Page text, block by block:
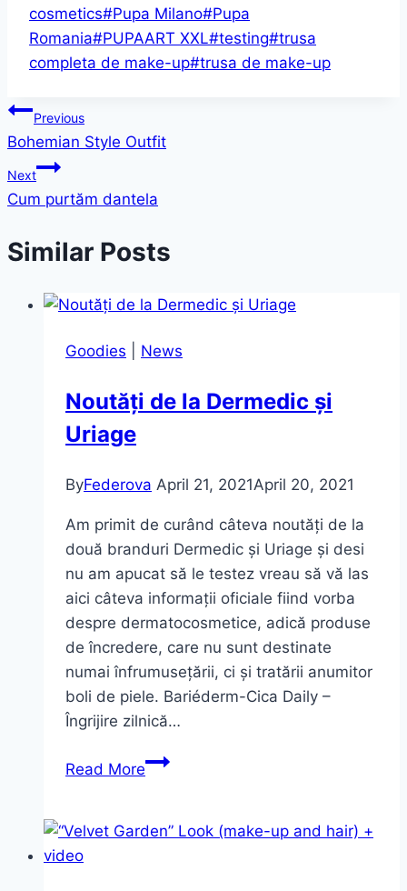
cosmetics#Pupa Milano#Pupa
Romania#PUPAART XXL#testing#trusa
completa de make-up#trusa de make-up
Post
navigation
Previous
Bohemian Style Outfit
Next
Cum purtăm dantela
Similar Posts
Goodies News
Noutăți de la Dermedic și
Uriage
ByFederova April 21, 2021April 20, 2021
Am primit de curând câteva noutăți de la
două branduri Dermedic și Uriage și desi
nu am apucat să le testez vreau să vă las
aici câteva informații oficiale fiind vorba
despre dermatocosmetice, adică produse
de încredere, care nu sunt destinate
numai înfrumusețării, ci și tratării anumitor
boli de piele. Bariéderm-Cica Daily –
Îngrijire zilnică…
Read MoreNoutăți
Dermedic